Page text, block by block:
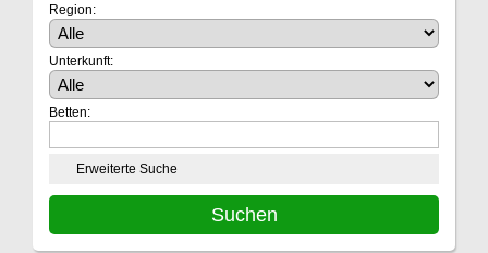
Region:
Unterkunft:
Betten:
Erweiterte Suche